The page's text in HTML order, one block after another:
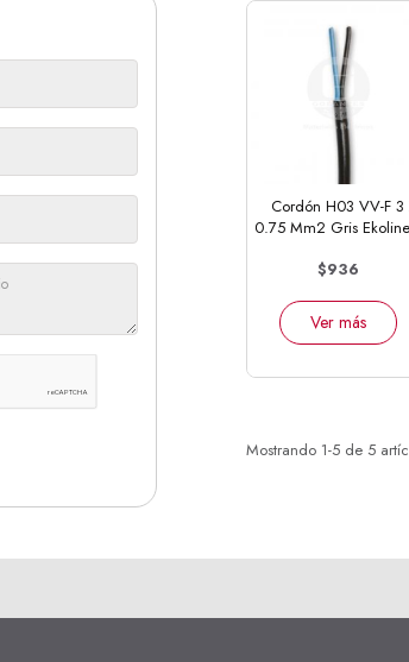
Cordón H03 VV-F 3
0.75 Mm2 Gris Ekoline
$936
Ver más
Mostrando 1-5 de 5